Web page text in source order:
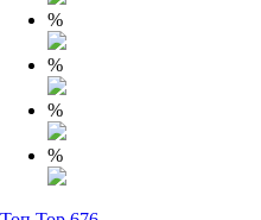
%
%
%
%